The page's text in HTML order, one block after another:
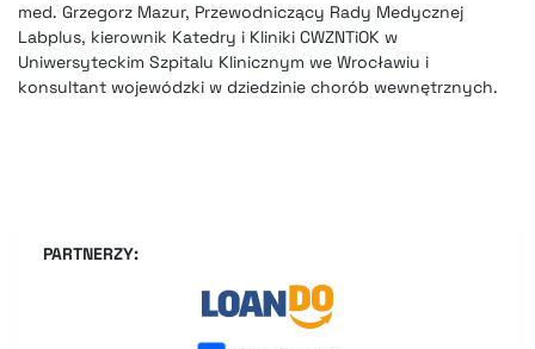
med. Grzegorz Mazur, Przewodniczący Rady Medycznej
Labplus, kierownik Katedry i Kliniki CWZNTiOK w
Uniwersyteckim Szpitalu Klinicznym we Wrocławiu i
konsultant wojewódzki w dziedzinie chorób wewnętrznych.
PARTNERZY: